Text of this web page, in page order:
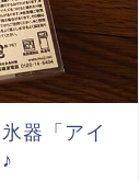
器「アイ